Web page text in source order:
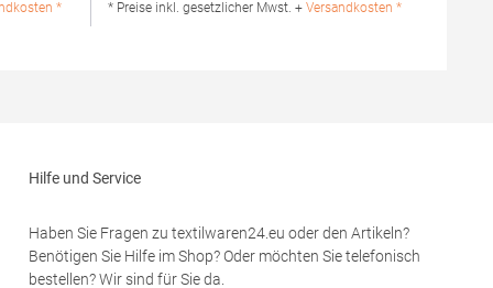
*
waschbarMaterialzusammensetzung: 100%
* Preise inkl. gesetzlicher Mwst. + Versandkosten *
Hilfe und Service
Haben Sie Fragen zu textilwaren24.eu oder den Artikeln?
Benötigen Sie Hilfe im Shop? Oder möchten Sie telefonisch
bestellen? Wir sind für Sie da.